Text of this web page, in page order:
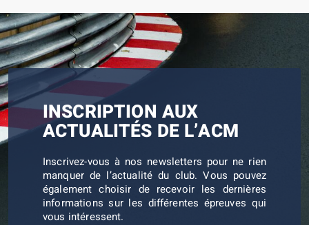
INSCRIPTION AUX
ACTUALITÉS DE L’ACM
Inscrivez-vous à nos newsletters pour ne rien
manquer de l’actualité du club. Vous pouvez
également choisir de recevoir les dernières
informations sur les différentes épreuves qui
vous intéressent.